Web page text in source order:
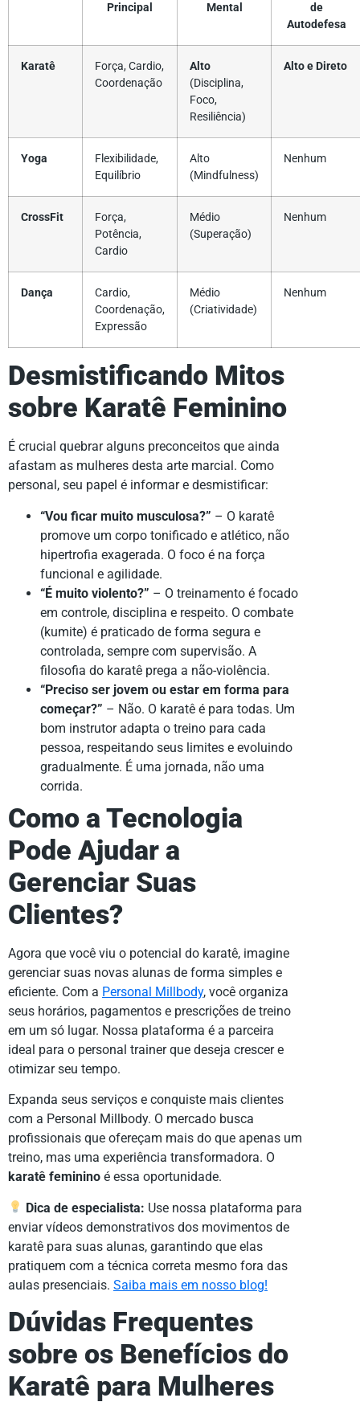
Principal
Mental
de
Autodefesa
Karatê
Força, Cardio,
Coordenação
Alto
(Disciplina,
Foco,
Resiliência)
Alto e Direto
Yoga
Flexibilidade,
Equilíbrio
Alto
(Mindfulness)
Nenhum
CrossFit
Força,
Potência,
Cardio
Médio
(Superação)
Nenhum
Dança
Cardio,
Coordenação,
Expressão
Médio
(Criatividade)
Nenhum
Desmistificando Mitos
sobre Karatê Feminino
É crucial quebrar alguns preconceitos que ainda
afastam as mulheres desta arte marcial. Como
personal, seu papel é informar e desmistificar:
“Vou ficar muito musculosa?” – O karatê
promove um corpo tonificado e atlético, não
hipertrofia exagerada. O foco é na força
funcional e agilidade.
“É muito violento?” – O treinamento é focado
em controle, disciplina e respeito. O combate
(kumite) é praticado de forma segura e
controlada, sempre com supervisão. A
filosofia do karatê prega a não-violência.
“Preciso ser jovem ou estar em forma para
começar?” – Não. O karatê é para todas. Um
bom instrutor adapta o treino para cada
pessoa, respeitando seus limites e evoluindo
gradualmente. É uma jornada, não uma
corrida.
Como a Tecnologia
Pode Ajudar a
Gerenciar Suas
Clientes?
Agora que você viu o potencial do karatê, imagine
gerenciar suas novas alunas de forma simples e
eficiente. Com a Personal Millbody, você organiza
seus horários, pagamentos e prescrições de treino
em um só lugar. Nossa plataforma é a parceira
ideal para o personal trainer que deseja crescer e
otimizar seu tempo.
Expanda seus serviços e conquiste mais clientes
com a Personal Millbody. O mercado busca
profissionais que ofereçam mais do que apenas um
treino, mas uma experiência transformadora. O
karatê feminino é essa oportunidade.
Dica de especialista: Use nossa plataforma para
enviar vídeos demonstrativos dos movimentos de
karatê para suas alunas, garantindo que elas
pratiquem com a técnica correta mesmo fora das
aulas presenciais. Saiba mais em nosso blog!
Dúvidas Frequentes
sobre os Benefícios do
Karatê para Mulheres